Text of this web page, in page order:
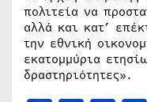
πολιτεία να
αλλά και κατ’
την εθνική
εκατομμύρια
δραστηριότητες».